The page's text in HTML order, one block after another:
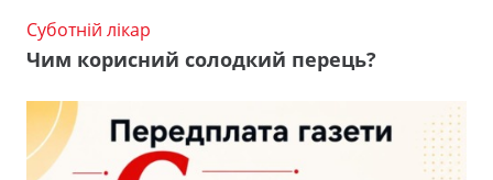
Суботній лікар
Чим корисний солодкий перець?